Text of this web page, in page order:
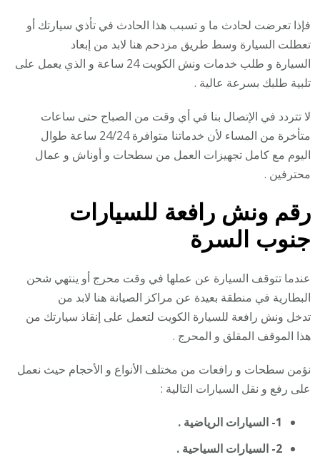
فإذا تعرضت لحادث ما و تسبب هذا الحادث في تأذي سيارتك أو
تعطلت السيارة وسط طريق مزدحم هنا لابد من إبعاد
السيارة و طلب خدمات ونش الكويت 24 ساعة و الذي يعمل على
تلبية طلبك بسرعة عالية .
لا تتردد في الإتصال بنا في أي وقت من الصباح حتى ساعات
متأخرة من المساء لأن خدماتنا متوافرة 24/24 ساعة طوال
اليوم مع كامل تجهيزات العمل من سطحات و أوناش و عمال
محترفين .
رقمونش رافعة للسيارات
جنوب السرة
عندما تتوقف السيارة عن عملها في وقت محرج أو ينتهي شحن
البطارية في منطقة بعيدة عن مراكز الصيانة هنا لابد من
تدخل ونش رافعة للسيارة الكويت لتعمل على إنقاذ سيارتك من
هذا الموقف المقلق و المحرج .
نؤمن سطحات و رافعات من مختلف الأنواع و الأحجام حيث نعمل
على رفع و نقل السيارات التالية :
1- السيارات الرياضية .
2- السيارات السياحية .